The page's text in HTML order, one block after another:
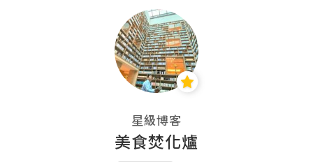
星級博客
美食焚化爐